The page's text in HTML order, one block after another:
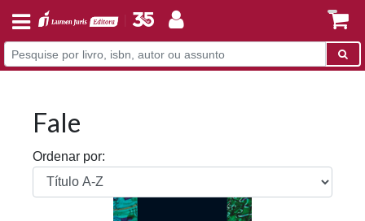
Fale
Ordenar por: